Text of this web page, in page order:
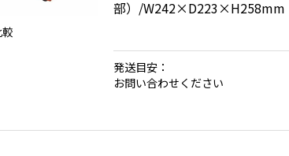
部）/W242×D223×H258mm
部）/268×180×209mm（表
発送目安：
お問い合わせください